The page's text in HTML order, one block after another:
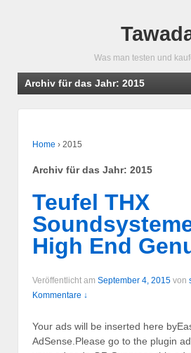
Was man testen und
Archiv für das Jahr: 2015
Home › 2015
Archiv für das Jahr: 2015
Teufel THX
High End
Veröffentlicht am September 4, 2015 von
Kommentare ↓
Your ads will be inserted here
AdSense.Please go to the plugin